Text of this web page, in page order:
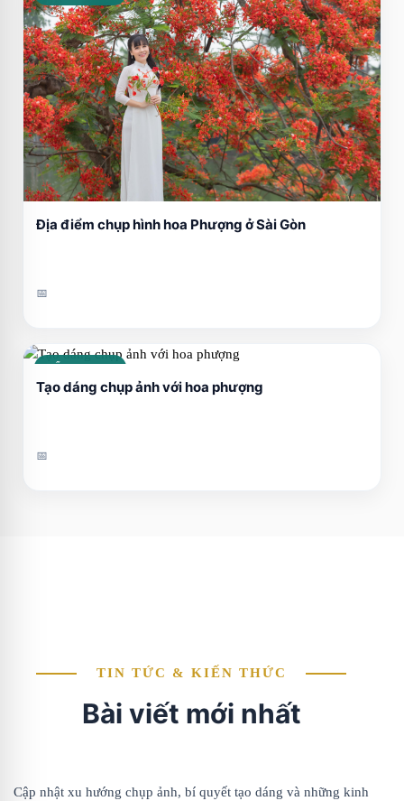
Địa điểm chụp hình hoa Phượng ở Sài Gòn
📅
Tạo dáng chụp ảnh với hoa phượng
📅
TIN TỨC & KIẾN THỨC
Bài viết mới nhất
Cập nhật xu hướng chụp ảnh, bí quyết tạo dáng và những kinh